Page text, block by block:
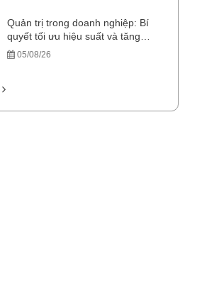
Quản trị trong doanh nghiệp: Bí
quyết tối ưu hiệu suất và tăng
trưởng bền vững
05/08/26